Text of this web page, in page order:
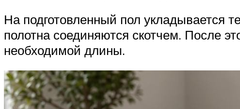
На подготовленный пол
полотна соединяются скотчем. После
необходимой длины.